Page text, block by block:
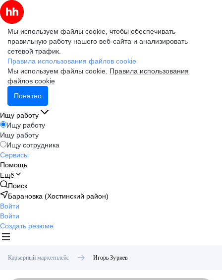
Мы используем файлы cookie, чтобы обеспечивать
правильную работу нашего веб-сайта и анализировать
сетевой трафик.
Правила использования файлов cookie
Мы используем файлы cookie. Правила использования
файлов cookie
Понятно
Ищу работу
Ищу работу
Ищу работу
Ищу сотрудника
Сервисы
Помощь
Ещё
Поиск
Барановка (Хостинский район)
Войти
Войти
Создать резюме
Карьерный маркетплейс Игорь Зуриев